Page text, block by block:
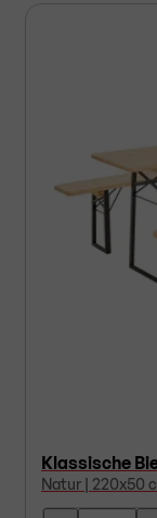
Klassische
Natur | 220x50